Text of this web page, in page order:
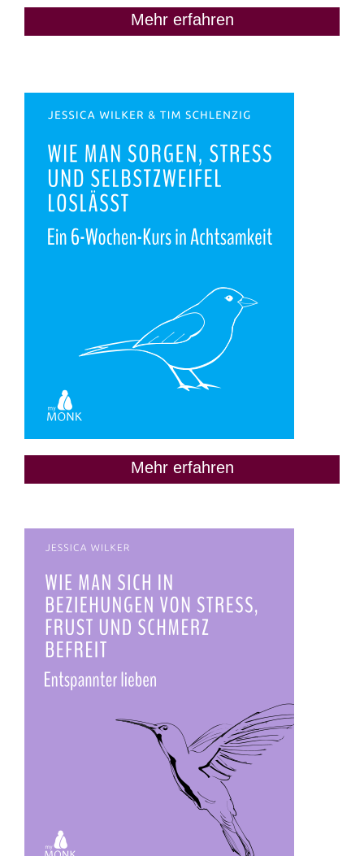
Mehr erfahren
Mehr erfahren